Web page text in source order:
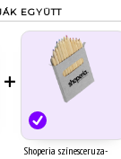
EGYÜTT
+
Shoperia színesceruza-